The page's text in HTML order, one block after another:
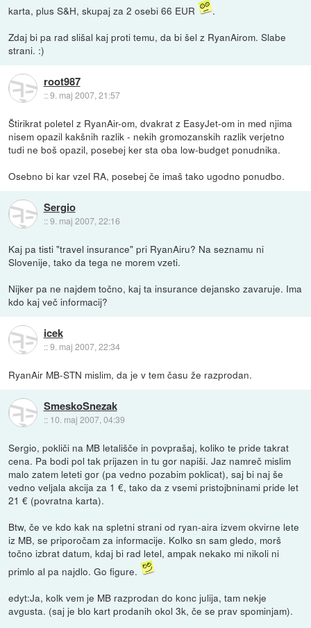
karta, plus S&H, skupaj za 2 osebi 66 EUR
.
Zdaj bi pa rad slišal kaj proti temu, da bi šel z RyanAirom. Slabe
strani. :)
root987
::9. maj 2007, 21:57
Štirikrat poletel z RyanAir-om, dvakrat z EasyJet-om in med njima
nisem opazil kakšnih razlik - nekih gromozanskih razlik verjetno
tudi ne boš opazil, posebej ker sta oba low-budget ponudnika.
Osebno bi kar vzel RA, posebej če imaš tako ugodno ponudbo.
Sergio
::9. maj 2007, 22:16
Kaj pa tisti "travel insurance" pri RyanAiru? Na seznamu ni
Slovenije, tako da tega ne morem vzeti.
Nijker pa ne najdem točno, kaj ta insurance dejansko zavaruje. Ima
kdo kaj več informacij?
icek
::9. maj 2007, 22:34
RyanAir MB-STN mislim, da je v tem času že razprodan.
SmeskoSnezak
:: 10. maj 2007, 04:39
Sergio, pokliči na MB letališče in povprašaj, koliko te pride takrat
cena. Pa bodi pol tak prijazen in tu gor napiši. Jaz namreč mislim
malo zatem leteti gor (pa vedno pozabim poklicat), saj bi naj še
vedno veljala akcija za 1 €, tako da z vsemi pristojbninami pride let
21 € (povratna karta).
Btw, če ve kdo kak na spletni strani od ryan-aira izvem okvirne lete
iz MB, se priporočam za informacije. Kolko sn sam gledo, morš
točno izbrat datum, kdaj bi rad letel, ampak nekako mi nikoli ni
primlo al pa najdlo. Go figure.
edyt:Ja, kolk vem je MB razprodan do konc julija, tam nekje
avgusta. (saj je blo kart prodanih okol 3k, če se prav spominjam).